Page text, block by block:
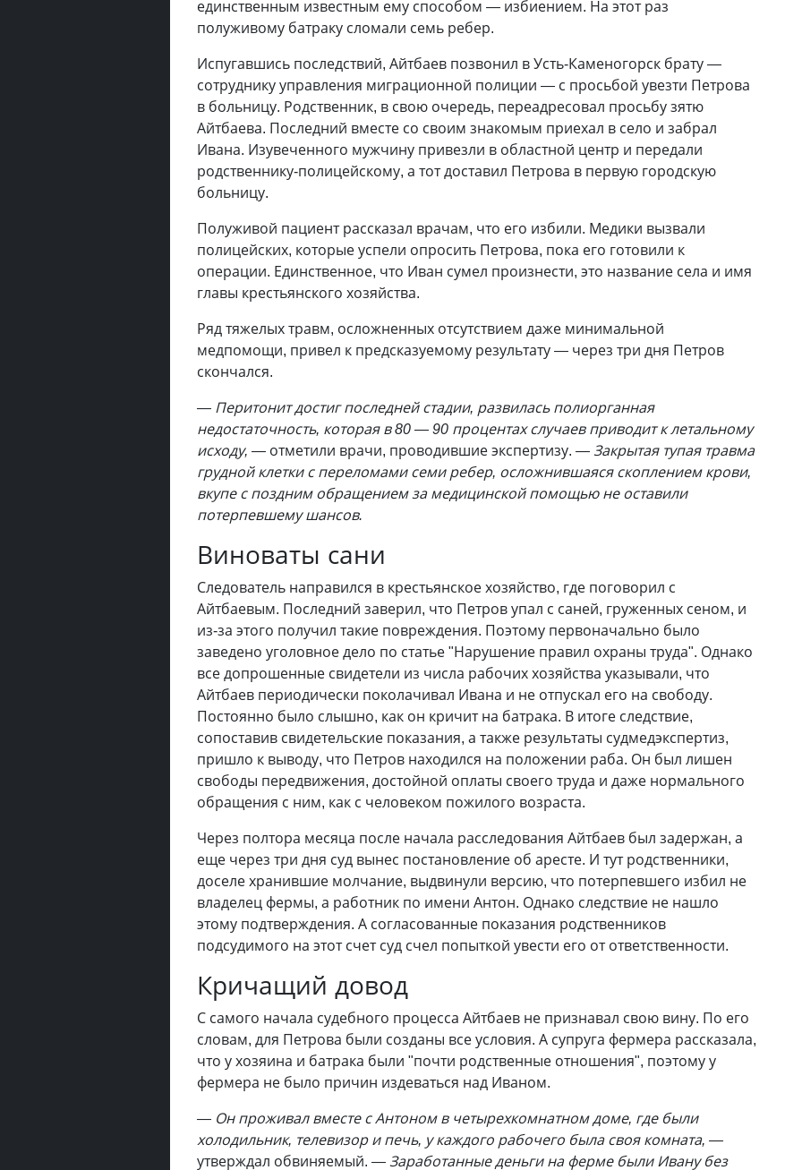
единственным известным ему способом — избиением. На этот раз
полуживому батраку сломали семь ребер.
Испугавшись последствий, Айтбаев позвонил в Усть-Каменогорск брату —
сотруднику управления миграционной полиции — с просьбой увезти Петрова
в больницу. Родственник, в свою очередь, переадресовал просьбу зятю
Айтбаева. Последний вместе со своим знакомым приехал в село и забрал
Ивана. Изувеченного мужчину привезли в областной центр и передали
родственнику-полицейскому, а тот доставил Петрова в первую городскую
больницу.
Полуживой пациент рассказал врачам, что его избили. Медики вызвали
полицейских, которые успели опросить Петрова, пока его готовили к
операции. Единственное, что Иван сумел произнести, это название села и имя
главы крестьянского хозяйства.
Ряд тяжелых травм, осложненных отсутствием даже минимальной
медпомощи, привел к предсказуемому результату — через три дня Петров
скончался.
— Перитонит достиг последней стадии, развилась полиорганная
недостаточность, которая в 80 — 90 процентах случаев приводит к летальному
исходу, — отметили врачи, проводившие экспертизу. —Закрытая тупая травма
грудной клетки с переломами семи ребер, осложнившаяся скоплением крови,
вкупе с поздним обращением за медицинской помощью не оставили
потерпевшему шансов.
Виноваты сани
Следователь направился в крестьянское хозяйство, где поговорил с
Айтбаевым. Последний заверил, что Петров упал с саней, груженных сеном, и
из-за этого получил такие повреждения. Поэтому первоначально было
заведено уголовное дело по статье "Нарушение правил охраны труда". Однако
все допрошенные свидетели из числа рабочих хозяйства указывали, что
Айтбаев периодически поколачивал Ивана и не отпускал его на свободу.
Постоянно было слышно, как он кричит на батрака. В итоге следствие,
сопоставив свидетельские показания, а также результаты судмедэкспертиз,
пришло к выводу, что Петров находился на положении раба. Он был лишен
свободы передвижения, достойной оплаты своего труда и даже нормального
обращения с ним, как с человеком пожилого возраста.
Через полтора месяца после начала расследования Айтбаев был задержан, а
еще через три дня суд вынес постановление об аресте. И тут родственники,
доселе хранившие молчание, выдвинули версию, что потерпевшего избил не
владелец фермы, а работник по имени Антон. Однако следствие не нашло
этому подтверждения. А согласованные показания родственников
подсудимого на этот счет суд счел попыткой увести его от ответственности.
Кричащий довод
С самого начала судебного процесса Айтбаев не признавал свою вину. По его
словам, для Петрова были созданы все условия. А супруга фермера рассказала,
что у хозяина и батрака были "почти родственные отношения", поэтому у
фермера не было причин издеваться над Иваном.
— Он проживал вместе с Антоном в четырехкомнатном доме, где были
холодильник, телевизор и печь, у каждого рабочего была своя комната, —
утверждал обвиняемый. — Заработанные деньги на ферме были Ивану без